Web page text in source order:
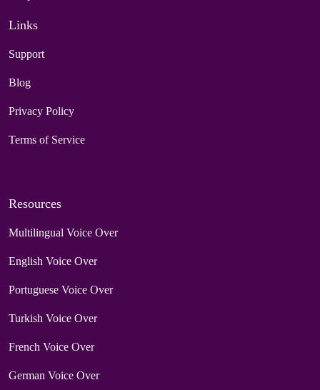
Links
Support
Blog
Privacy Policy
Terms of Service
Resources
Multilingual Voice Over
English Voice Over
Portuguese Voice Over
Turkish Voice Over
French Voice Over
German Voice Over